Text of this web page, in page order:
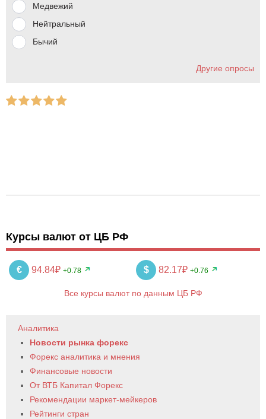
Медвежий
Нейтральный
Бычий
Другие опросы
Курсы валют от ЦБ РФ
€ 94.84₽ +0.78 $ 82.17₽ +0.76
Все курсы валют по данным ЦБ РФ
Аналитика
Новости рынка форекс
Форекс аналитика и мнения
Финансовые новости
От ВТБ Капитал Форекс
Рекомендации маркет-мейкеров
Рейтинги стран